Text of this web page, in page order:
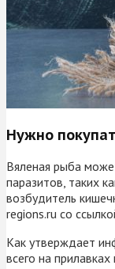
Нужно
Вяленая рыба
паразитов, таких
возбудитель
regions.ru со
Как утверждает
всего на